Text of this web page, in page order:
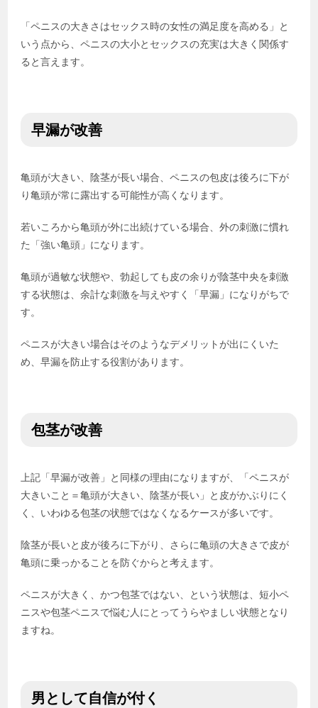
「ペニスの大きさはセックス時の女性の満足度を高める」と
いう点から、ペニスの大小とセックスの充実は大きく関係す
ると言えます。
早漏が改善
亀頭が大きい、陰茎が長い場合、ペニスの包皮は後ろに下が
り亀頭が常に露出する可能性が高くなります。
若いころから亀頭が外に出続けている場合、外の刺激に慣れ
た「強い亀頭」になります。
亀頭が過敏な状態や、勃起しても皮の余りが陰茎中央を刺激
する状態は、余計な刺激を与えやすく「早漏」になりがちで
す。
ペニスが大きい場合はそのようなデメリットが出にくいた
め、早漏を防止する役割があります。
包茎が改善
上記「早漏が改善」と同様の理由になりますが、「ペニスが
大きいこと＝亀頭が大きい、陰茎が長い」と皮がかぶりにく
く、いわゆる包茎の状態ではなくなるケースが多いです。
陰茎が長いと皮が後ろに下がり、さらに亀頭の大きさで皮が
亀頭に乗っかることを防ぐからと考えます。
ペニスが大きく、かつ包茎ではない、という状態は、短小ペ
ニスや包茎ペニスで悩む人にとってうらやましい状態となり
ますね。
男として自信が付く